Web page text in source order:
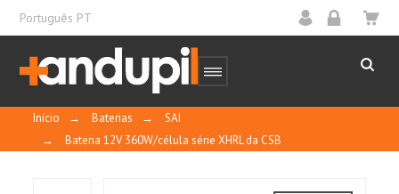
Português PT
Início → Baterias →
SAI
→
Bateria 12V 360W/célula série XHRL da CSB